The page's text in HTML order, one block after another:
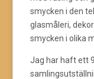
smycken i den
glasmåleri,
smycken i olika
Jag har haft ett